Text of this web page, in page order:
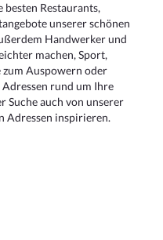
Restaurants,
unserer schönen
Handwerker und
machen, Sport,
zum Auspowern oder
rund um Ihre
Suche auch von unserer
Adressen inspirieren.